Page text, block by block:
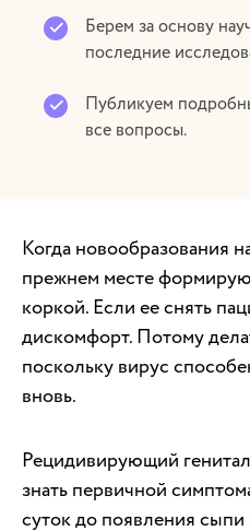
Берем за основу
последние
Публикуем
все вопросы.
Когда новообразования
прежнем месте
коркой. Если ее снять
дискомфорт. Потому
поскольку вирус
вновь.
Рецидивирующий
знать первичной
суток до появления